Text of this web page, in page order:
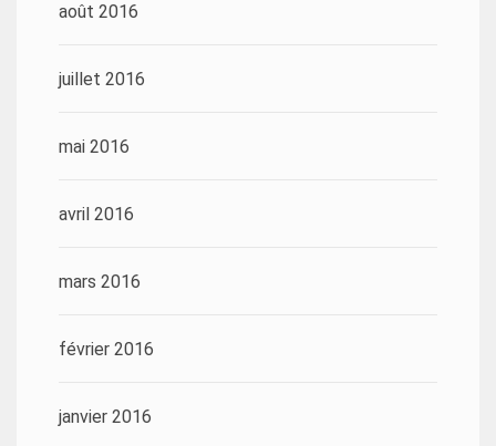
août 2016
juillet 2016
mai 2016
avril 2016
mars 2016
février 2016
janvier 2016